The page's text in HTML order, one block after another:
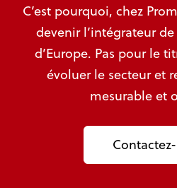
C’est pourquoi, chez
devenir l’intégrateur
d’Europe. Pas pour le
évoluer le secteur et
mesurable et